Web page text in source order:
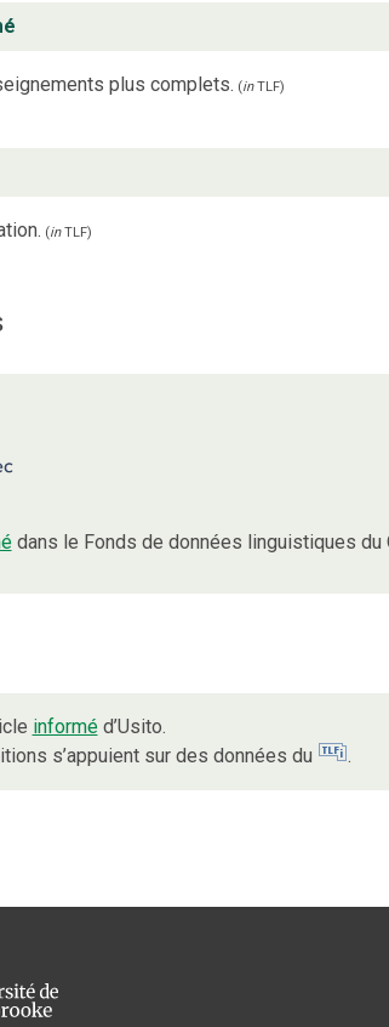
plus complets. (inTLF)
(inTLF)
dans le Fonds de données linguistiques du
informéd’Usito.
s’appuient sur des données du
.